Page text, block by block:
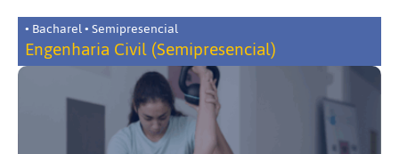
• Bacharel • Semipresencial
Engenharia Civil (Semipresencial)